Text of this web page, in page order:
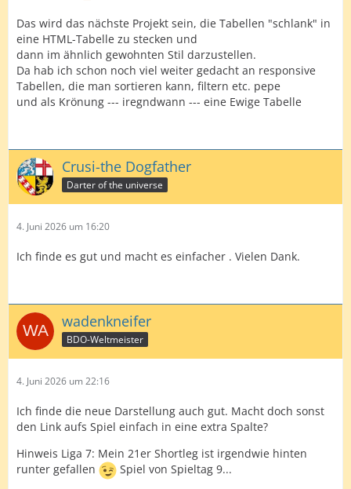
Das wird das nächste Projekt sein, die Tabellen "schlank" in
eine HTML-Tabelle zu stecken und
dann im ähnlich gewohnten Stil darzustellen.
Da hab ich schon noch viel weiter gedacht an responsive
Tabellen, die man sortieren kann, filtern etc. pepe
und als Krönung --- iregndwann --- eine Ewige Tabelle
Crusi-the Dogfather
Darter of the universe
4. Juni 2026 um 16:20
Ich finde es gut und macht es einfacher . Vielen Dank.
wadenkneifer
BDO-Weltmeister
4. Juni 2026 um 22:16
Ich finde die neue Darstellung auch gut. Macht doch sonst
den Link aufs Spiel einfach in eine extra Spalte?
Hinweis Liga 7: Mein 21er Shortleg ist irgendwie hinten
runter gefallen
Spiel von Spieltag 9...